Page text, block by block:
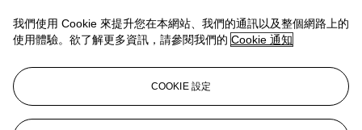
submerged in the unique play of light that fills the Venetian
landscape. By February 1904, a number of the Venice paintings
were complete, and Cross chose to exhibit the present work at the
Libre Esthétique in Brussels. In the same year Théo van
Ryssleberghe, Cross’s Neo-Impressionist colleague, acquired
san Trovaso, Venise
. The work then passed to the important Lange
Collection in Germany by 1907, from which it was lent to the
momentous Sonderbund exhibition in Cologne in 1912.
我們使用 Cookie 來提升您在本網站、我們的通訊以及整個網路上的
使用體驗。欲了解更多資訊，請參閱我們的 Cookie 通知
COOKIE 設定